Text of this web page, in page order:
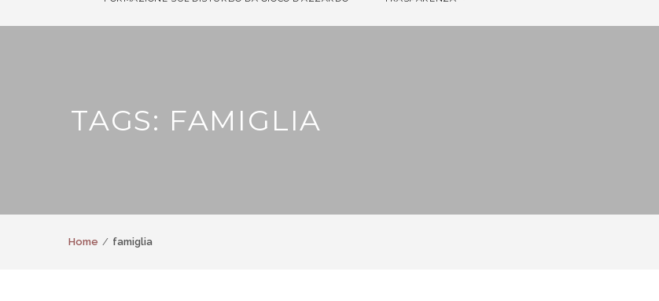
TAGS: FAMIGLIA
Home famiglia